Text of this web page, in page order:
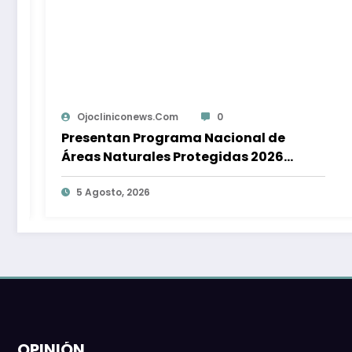
Ojocliniconews.com
El día después del carbón: ¿está
preparada La Guajira para vivir
Cerrejón?